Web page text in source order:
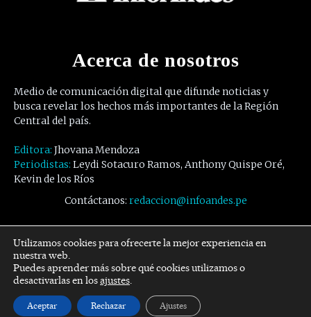
Acerca de nosotros
Medio de comunicación digital que difunde noticias y
busca revelar los hechos más importantes de la Región
Central del país.
Editora: Jhovana Mendoza
Periodistas: Leydi Sotacuro Ramos, Anthony Quispe Oré,
Kevin de los Ríos
Contáctanos: redaccion@infoandes.pe
Síguenos
Facebook Twitter Youtube
Utilizamos cookies para ofrecerte la mejor experiencia en
nuestra web.
Puedes aprender más sobre qué cookies utilizamos o
desactivarlas en losajustes.
Aceptar Rechazar Ajustes